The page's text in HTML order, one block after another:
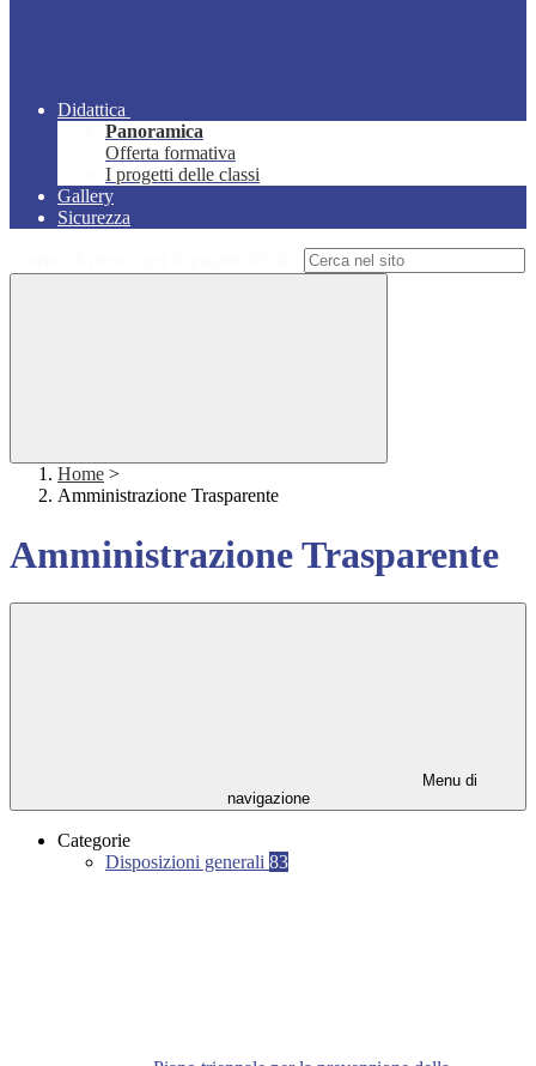
Didattica
Panoramica
Offerta formativa
I progetti delle classi
Gallery
Sicurezza
Home >
Amministrazione Trasparente
Amministrazione Trasparente
Menu di
navigazione
Categorie
Disposizioni generali 83